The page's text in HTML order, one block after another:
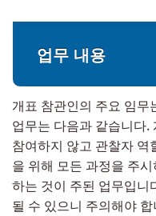
업무 내용
개표 참관인의 주요 임무
업무는 다음과 같습니다.
참여하지 않고 관찰자 역
을 위해 모든 과정을 주
하는 것이 주된 업무입니
될 수 있으니 주의해야